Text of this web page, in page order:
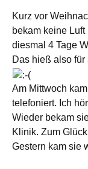
Kurz vor
bekam keine
diesmal 4 Tage
Das hieß also
Am Mittwoch
telefoniert. Ich
Wieder bekam
Klinik. Zum
Gestern kam sie